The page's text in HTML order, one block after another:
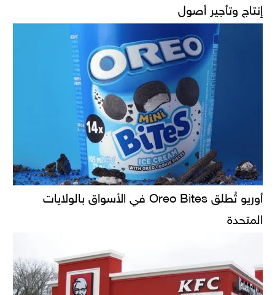
إنتاج وتأجير أصول
أوريو تُطلق Oreo Bites في الأسواق بالولايات
المتحدة